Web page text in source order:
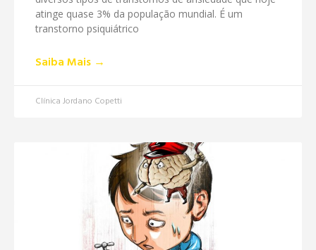
atinge quase 3% da população mundial. É um
transtorno psiquiátrico
Saiba Mais →
Clínica Jordano Copetti